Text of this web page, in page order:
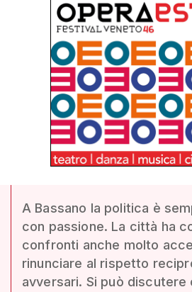
A Bassano la politica è
con passione. La città ha
confronti anche molto
rinunciare al rispetto
avversari. Si può discutere